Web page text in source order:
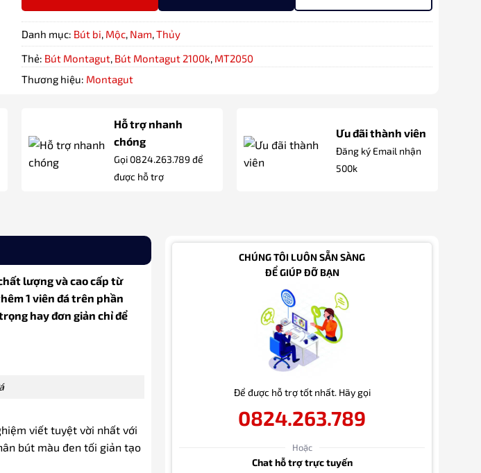
Danh mục: Bút bi, Mộc, Nam,Thủy
Thẻ: Bút Montagut, Bút Montagut 2100k, MT2050
Thương hiệu: Montagut
Hỗ trợ nhanh
chóng
Gọi 0824.263.789 để
được hỗ trợ
Ưu đãi thành viên
Đăng ký Email nhận
500k
lượng và cao cấp từ
1 viên đá trên phần
hay đơn giản chỉ để
viết tuyệt vời nhất với
bút màu đen tối giản tạo
CHÚNG TÔI LUÔN SẴN SÀNG
ĐỂ GIÚP ĐỠ BẠN
Để được hỗ trợ tốt nhất. Hãy gọi
0824.263.789
Hoặc
Chat hỗ trợ trực tuyến